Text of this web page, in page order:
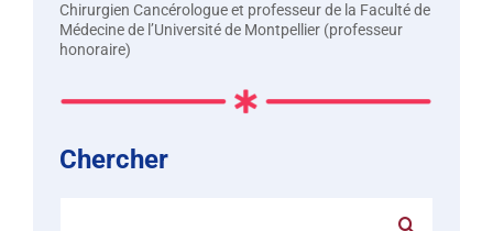
Chirurgien Cancérologue et professeur de la Faculté de
Médecine de l’Université de Montpellier (professeur
honoraire)
Chercher